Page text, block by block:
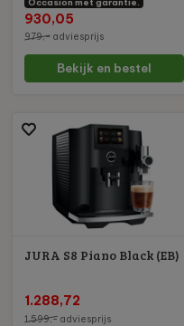
930,05
979,- adviesprijs
Bekijk en bestel
JURA S8 Piano Black (EB)
1.288,72
1.599,- adviesprijs